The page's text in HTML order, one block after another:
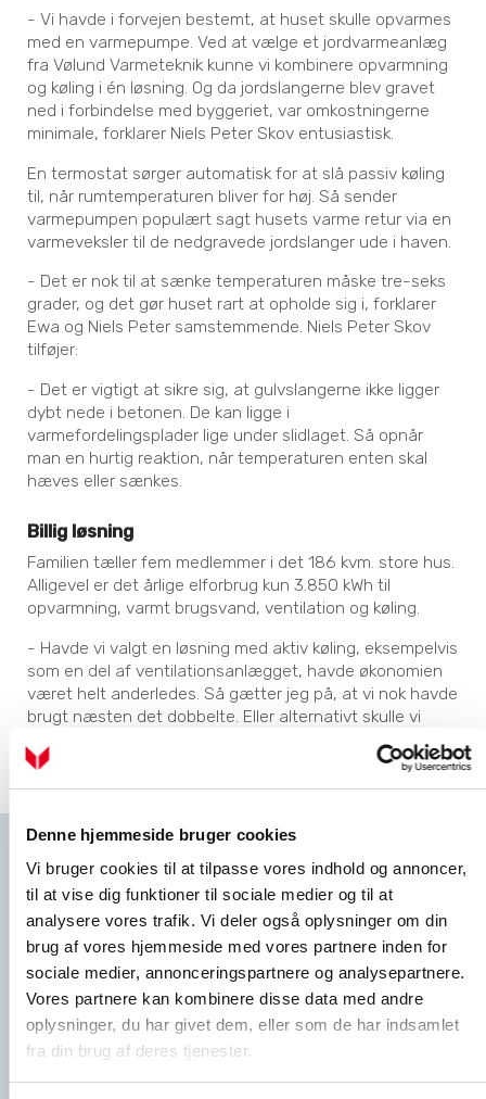
Denne hjemmeside bruger cookies
Vi bruger cookies til at tilpasse vores indhold og annoncer,
til at vise dig funktioner til sociale medier og til at
analysere vores trafik. Vi deler også oplysninger om din
brug af vores hjemmeside med vores partnere inden for
sociale medier, annonceringspartnere og analysepartnere.
Vores partnere kan kombinere disse data med andre
oplysninger, du har givet dem, eller som de har indsamlet
fra din brug af deres tjenester.
- Vi havde i forvejen bestemt, at huset skulle opvarmes
med en varmepumpe. Ved at vælge et jordvarmeanlæg
fra Vølund Varmeteknik kunne vi kombinere opvarmning
og køling i én løsning. Og da jordslangerne blev gravet
ned i forbindelse med byggeriet, var omkostningerne
minimale, forklarer Niels Peter Skov entusiastisk.
En termostat sørger automatisk for at slå passiv køling
til, når rumtemperaturen bliver for høj. Så sender
varmepumpen populært sagt husets varme retur via en
varmeveksler til de nedgravede jordslanger ude i haven.
- Det er nok til at sænke temperaturen måske tre-seks
grader, og det gør huset rart at opholde sig i, forklarer
Ewa og Niels Peter samstemmende. Niels Peter Skov
tilføjer:
- Det er vigtigt at sikre sig, at gulvslangerne ikke ligger
dybt nede i betonen. De kan ligge i
varmefordelingsplader lige under slidlaget. Så opnår
man en hurtig reaktion, når temperaturen enten skal
hæves eller sænkes.
Billig løsning
Familien tæller fem medlemmer i det 186 kvm. store hus.
Alligevel er det årlige elforbrug kun 3.850 kWh til
opvarmning, varmt brugsvand, ventilation og køling.
- Havde vi valgt en løsning med aktiv køling, eksempelvis
som en del af ventilationsanlægget, havde økonomien
været helt anderledes. Så gætter jeg på, at vi nok havde
brugt næsten det dobbelte. Eller alternativt skulle vi
have investeret i udvendig solafskærmning - og så
havde det været på bekostning af dagslyset,
konkluderer Niels Peter Skov.
Få hele pakken hos Vølund Varmeteknik
Hos Vølund Varmeteknik er vi mere end vores produkter. Vi
står klar med rådgivning og sparring, når du skal vælge,
hvilken varmeløsning der er den rigtige for dig. Vælger du
en varmepumpeløsning, hjælper vi dig med at
dimensionere varmepumpen korrekt, så du får en løsning,
der passer til netop dit behov. Og når din varmepumpe
først er installeret, har du tryghed i form af kompetent
support og jordvarme servicehos os.
Læs mere om, hvorfor du skal vælge Vølund Varmeteknik